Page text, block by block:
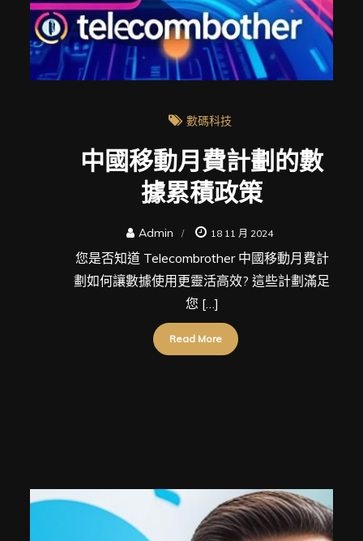
數碼科技
中國移動月費計劃的數
據累積政策
Admin 18 11 月 2024
您是否知道 Telecombrother 中國移動月費計
劃如何讓數據使用更靈活高效? 這些計劃滿足
您 […]
Read More